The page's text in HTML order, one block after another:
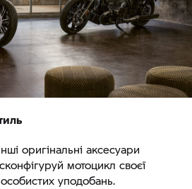
оригінальні аксесуари
мотоцикл своєї
уподобань.